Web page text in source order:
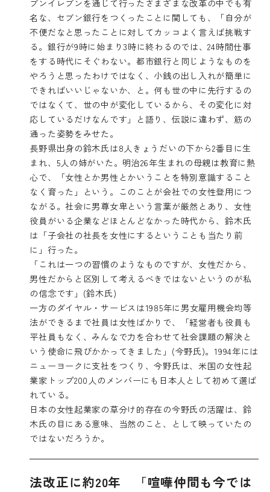
ブンイレブンを通じて行ったさまざまな改革の中でも有
名な、セブン銀行をつくったことに関しても、「自分が
不便だなと思ったことに対してカッコよく言えば挑戦す
る。銀行が9時に始まり3時に終わるのでは、24時間仕事
をする時代にそぐわない。都市銀行と同じようなものを
やろうと思ったわけではなく、小銭の出し入れが簡単に
できればいいじゃないか、と。何も世の中に先行するの
ではなくて、世の中が変化しているから、その変化に対
応しているだけなんです」と語り、伝説に違わず、筋の
通った姿勢をみせた。
長野県出身の鈴木氏は8人きょうだいの下から2番目に生
まれ、5人の姉がいた。明治26年生まれの母親は教育に熱
心で、「女性とか男性とかいうことを特別意識すること
なく育った」という。このことが会社での女性登用につ
ながる。社会に男尊女卑という言葉が厳然とあり、女性
役員がいる企業などほとんどなかった時代から、鈴木氏
は「子会社の社長を女性にするということも当たり前
に」行った。
「これは一つの習慣のようなものですが、女性だから、
男性だからと区別して考えるべきではないというのが私
の信念です」(鈴木氏)
一方のダイヤル・サービスは1985年に男女雇用機会均等
法ができるまで社員は女性ばかりで、「経営者も役員も
平社員もなく、みんなで力を合わせて社会課題の解決と
いう使命に飛びかかってきました」(今野氏)。1994年には
ニューヨークに支社をつくり、今野氏は、米国の女性起
業家トップ200人のメンバーにも日本人として初めて選ば
れている。
日本の女性起業家の草分け的存在の今野氏の活躍は、鈴
木氏の目にある意味、当然のこと、として映っていたの
ではないだろうか。
法改正に約20年 「喧嘩仲間も今では